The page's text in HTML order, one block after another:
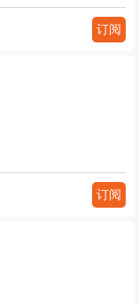
订阅
订阅